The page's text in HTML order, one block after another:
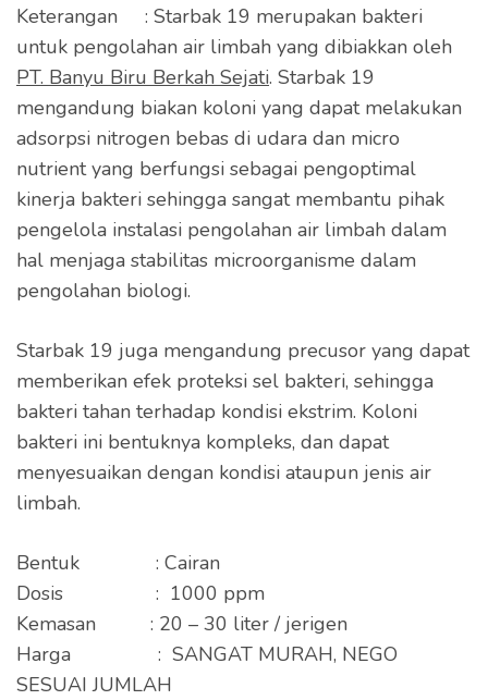
Keterangan : Starbak 19 merupakan bakteri
untuk pengolahan air limbah yang dibiakkan oleh
PT. Banyu Biru Berkah Sejati. Starbak 19
mengandung biakan koloni yang dapat melakukan
adsorpsi nitrogen bebas di udara dan micro
nutrient yang berfungsi sebagai pengoptimal
kinerja bakteri sehingga sangat membantu pihak
pengelola instalasi pengolahan air limbah dalam
hal menjaga stabilitas microorganisme dalam
pengolahan biologi.
Starbak 19 juga mengandung precusor yang dapat
memberikan efek proteksi sel bakteri, sehingga
bakteri tahan terhadap kondisi ekstrim. Koloni
bakteri ini bentuknya kompleks, dan dapat
menyesuaikan dengan kondisi ataupun jenis air
limbah.
Bentuk : Cairan
Dosis : 1000 ppm
Kemasan : 20 – 30 liter / jerigen
Harga : SANGAT MURAH, NEGO
SESUAI JUMLAH